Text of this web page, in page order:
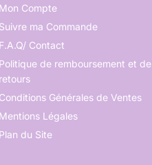
Mon Compte
Suivre ma Commande
F.A.Q/ Contact
Politique de remboursement et de
retours
Conditions Générales de Ventes
Mentions Légales
Plan du Site